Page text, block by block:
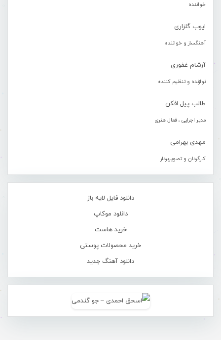
خواننده
ایوب گلزاری
آهنگساز و خواننده
آرشام غفوری
نوازنده و تنظیم کننده
طالب پیل افکن
مدیر اجرایی ، فعال هنری
مهدی بهرامی
کارگردان و تصویربردار
دانلود فایل لایه باز
دانلود موکاپ
خرید هاست
خرید محصولات پوستی
دانلود آهنگ جدید